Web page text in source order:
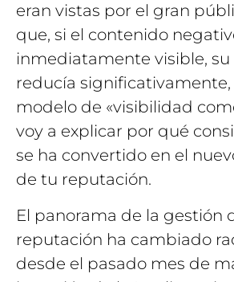
eran vistas por el gran
que, si el contenido
inmediatamente visible,
reducía
modelo de «visibilidad
voy a explicar por qué
se ha convertido en el
de tu reputación.
El panorama de la gestión
reputación ha cambiado
desde el pasado mes de